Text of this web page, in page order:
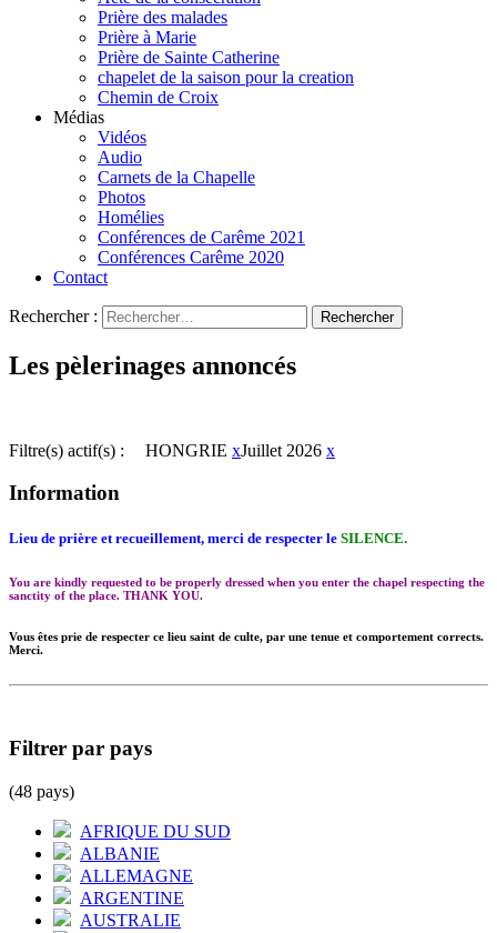
Prière des malades
Prière à Marie
Prière de Sainte Catherine
chapelet de la saison pour la creation
Chemin de Croix
Médias
Vidéos
Audio
Carnets de la Chapelle
Photos
Homélies
Conférences de Carême 2021
Conférences Carême 2020
Contact
Rechercher :
Les pèlerinages annoncés
Filtre(s) actif(s) : HONGRIE xJuillet 2026 x
Information
Lieu de prière et recueillement, merci de respecter le SILENCE.
You are kindly requested to be properly dressed when you enter the chapel respecting the
sanctity of the place. THANK YOU.
Vous êtes prie de respecter ce lieu saint de culte, par une tenue et comportement corrects.
Merci.
Filtrer par pays
(48 pays)
AFRIQUE DU SUD
ALBANIE
ALLEMAGNE
ARGENTINE
AUSTRALIE